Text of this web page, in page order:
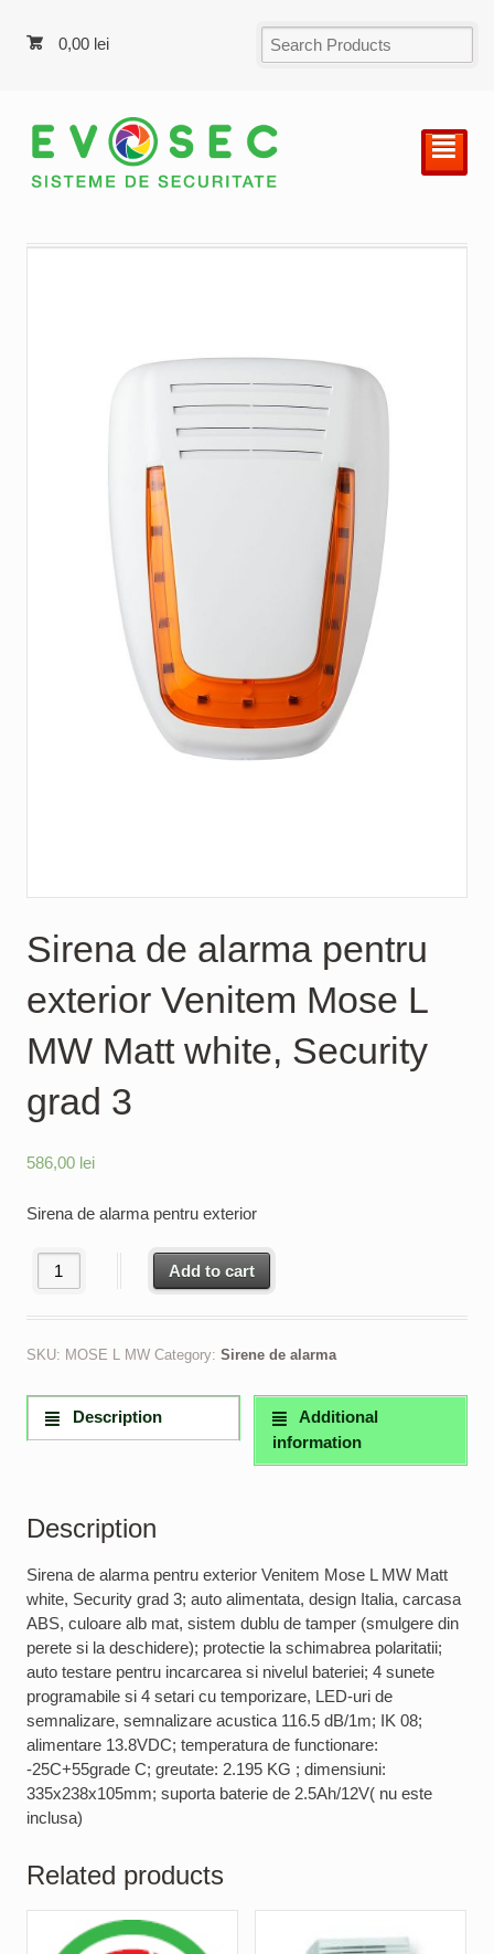
0,00 lei
²
Sirena de alarma pentru
exterior Venitem Mose L
MW Matt white, Security
grad 3
586,00 lei
Sirena de alarma pentru exterior
Sirena de alarma pentru exterior Venitem Mose L MW Matt
Add to cart
SKU: MOSE L MW Category:Sirene de alarma
Description
Additional
information
Description
Sirena de alarma pentru exterior Venitem Mose L MW Matt
white, Security grad 3; auto alimentata, design Italia, carcasa
ABS, culoare alb mat, sistem dublu de tamper (smulgere din
perete si la deschidere); protectie la schimabrea polaritatii;
auto testare pentru incarcarea si nivelul bateriei; 4 sunete
programabile si 4 setari cu temporizare, LED-uri de
semnalizare, semnalizare acustica 116.5 dB/1m; IK 08;
alimentare 13.8VDC; temperatura de functionare:
-25C+55grade C; greutate: 2.195 KG ; dimensiuni:
335x238x105mm; suporta baterie de 2.5Ah/12V( nu este
inclusa)
Related products